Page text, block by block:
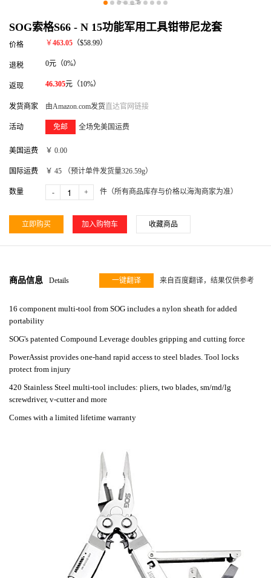
SOG索格S66 - N 15功能军用工具钳带尼龙套
价格 ￥463.05 （$58.99）
退税 0元（0%）
返现 46.305元（10%）
发货商家 由Amazon.com发货直达官网链接
活动 免邮 全场免美国运费
美国运费 ￥ 0.00
国际运费 ￥ 45 （预计单件发货量326.59g）
数量 - + 件（所有商品库存与价格以海淘商家为准）
立即购买 加入购物车 收藏商品
商品信息 Details 一键翻译 来自百度翻译，结果仅供参考
16 component multi-tool from SOG includes a nylon sheath for added
portability
SOG's patented Compound Leverage doubles gripping and cutting force
PowerAssist provides one-hand rapid access to steel blades. Tool locks
protect from injury
420 Stainless Steel multi-tool includes: pliers, two blades, sm/md/lg
screwdriver, v-cutter and more
Comes with a limited lifetime warranty